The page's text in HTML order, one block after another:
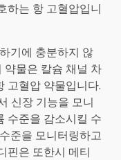
하는 항 고혈압입니
기에 충분하지 않
약물은 칼슘 채널 차
고혈압 약물입니다.
신장 기능을 모니
수준을 감소시킬 수
준을 모니터링하고
핀은 또한시 메티